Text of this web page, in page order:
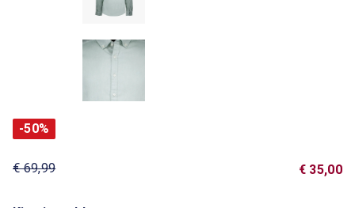
-50%
€ 69,99 € 35,00